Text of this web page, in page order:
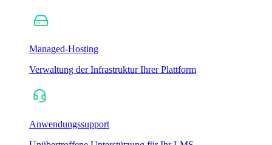
Managed-Hosting
Verwaltung der Infrastruktur Ihrer Plattform
Anwendungssupport